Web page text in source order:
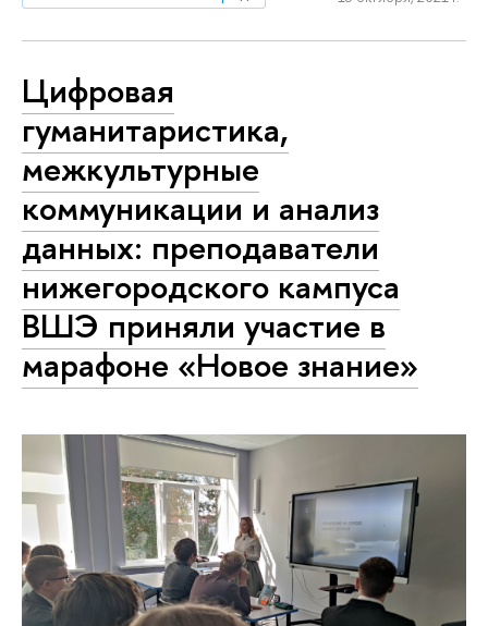
Цифровая
гуманитаристика,
межкультурные
коммуникации и анализ
данных: преподаватели
нижегородского кампуса
ВШЭ приняли участие в
марафоне «Новое знание»